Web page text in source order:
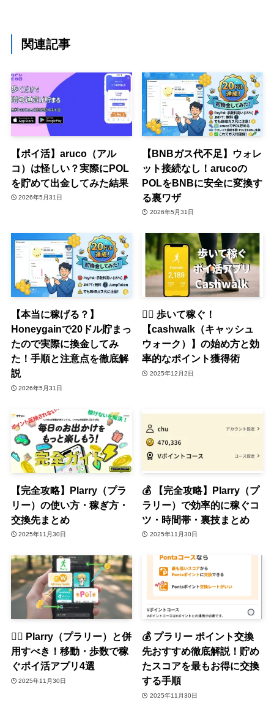
関連記事
【ポイ活】aruco（アル
コ）は怪しい？実際にPOL
を貯めて出金してみた結果
2026年5月31日
【BNBガス代不足】ウォレ
ット接続なし！arucoの
POLをBNBに安全に変換す
る裏ワザ
2026年5月31日
【本当に稼げる？】
Honeygainで20ドル貯まっ
たので実際に換金してみ
た！手順と注意点を徹底解
説
2026年5月31日
🚶‍♀️ 歩いて稼ぐ！
【cashwalk（キャッシュ
ウォーク）】の始め方と効
率的なポイント獲得術
2025年12月2日
【完全攻略】Plarry（プラ
リー）の使い方・稼ぎ方・
交換先まとめ
2025年11月30日
💰 【完全攻略】Plarry（プ
ラリー）で効率的に稼ぐコ
ツ・時間帯・裏技まとめ
2025年11月30日
🏃‍♀️ Plarry（プラリー）と併
用すべき！移動・歩数で稼
ぐポイ活アプリ4選
2025年11月30日
💰 プラリー ポイント交換
先おすすめ徹底解説！貯め
たスコアを最もお得に交換
する手順
2025年11月30日